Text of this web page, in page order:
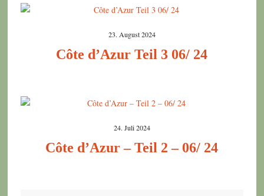
23. August 2024
Côte d’Azur Teil 3 06/ 24
24. Juli 2024
Côte d’Azur – Teil 2 – 06/ 24